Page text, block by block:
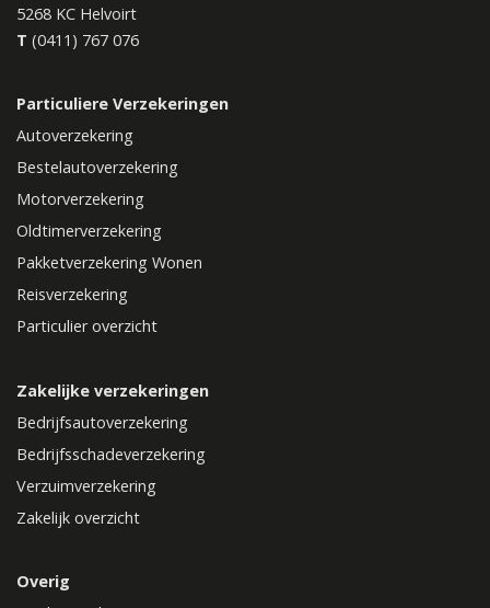
5268 KC Helvoirt
T (0411) 767 076
Particuliere Verzekeringen
Autoverzekering
Bestelautoverzekering
Motorverzekering
Oldtimerverzekering
Pakketverzekering Wonen
Reisverzekering
Particulier overzicht
Zakelijke verzekeringen
Bedrijfsautoverzekering
Bedrijfsschadeverzekering
Verzuimverzekering
Zakelijk overzicht
Overig